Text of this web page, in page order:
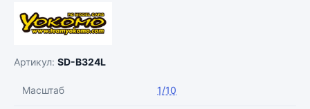
Артикул: SD-B324L
Масштаб 1/10